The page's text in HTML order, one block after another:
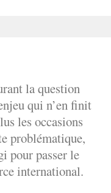
la question
qui n’en finit
les occasions
problématique,
pour passer le
international.